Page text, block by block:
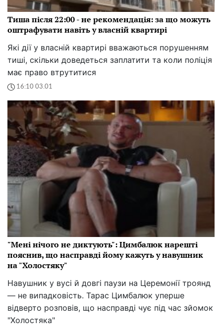
Тиша після 22:00 - не рекомендація: за що можуть
оштрафувати навіть у власній квартирі
Які дії у власній квартирі вважаються порушенням
тиші, скільки доведеться заплатити та коли поліція
має право втрутитися
16:10 03.01
"Мені нічого не диктують": Цимбалюк нарешті
пояснив, що насправді йому кажуть у навушник
на "Холостяку"
Навушник у вусі й довгі паузи на Церемонії троянд
— не випадковість. Тарас Цимбалюк уперше
відверто розповів, що насправді чує під час зйомок
"Холостяка"